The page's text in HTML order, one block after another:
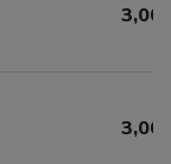
3,00
3,00